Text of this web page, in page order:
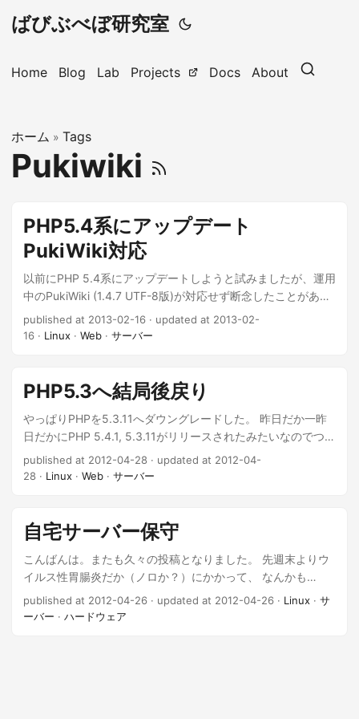
ばびぶべぼ研究室
Home Blog Lab Projects Docs About
ホーム » Tags
Pukiwiki
PHP5.4系にアップデート
PukiWiki対応
以前にPHP 5.4系にアップデートしようと試みましたが、運用
中のPukiWiki (1.4.7 UTF-8版)が対応せず断念したことがあり
ました。 該当記事： サーバー保守 ・ PHP5.3へ結局後戻
り しかしながら、remiリポジトリも5.4系に移行したこともあ
ル。（⇒ 仮メモ: CentOS5でRemiのPHP5.4にupdateすると
エラー） ...
published at 2013-02-16 · updated at 2013-02-
16 · Linux · Web · サーバー
PHP5.3へ結局後戻り
やっぱりPHPを5.3.11へダウングレードした。 昨日だか一昨
日だかにPHP 5.4.1, 5.3.11がリリースされたみたいなのでつい
でというか。 バグフィックスが主みたいですけどね。 まぁ
PukiWikiの件もありますし、しばらくはこれでいきましょ
published at 2012-04-28 · updated at 2012-04-
28 · Linux · Web · サーバー
自宅サーバー保守
こんばんは。またも久々の投稿となりました。 先週末よりウ
イルス性胃腸炎だか（ノロか？）にかかって、 なんかも
う・・・疲れました。 で、今日はサーバーを色々といじった
のでメモ。 まずはApacheとPHPのアップデート。 セキュリ
published at 2012-04-26 · updated at 2012-04-26 · Linux · サ
ーバー · ハードウェア